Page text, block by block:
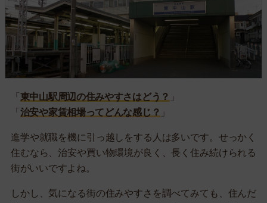
「 東中山駅周辺の住みやすさはどう？ 」
「 治安や家賃相場ってどんな感じ？ 」
進学や就職を機に引っ越しをする人は多いです。せっかく
住むなら、治安や買い物環境が良く、長く住み続けられる
街がいいですよね。
しかし、気になる街の住みやすさを調べてみても、住んだ